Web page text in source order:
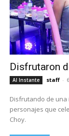
Disfrutaron
Al Instante staff -
Disfrutando de
personajes que
Choy.